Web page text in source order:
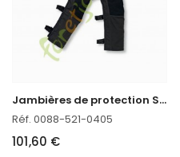
J
ambières de protection STIHL FUNCTION CHAPS 270°
Réf. 0088-521-0405
101,60 €